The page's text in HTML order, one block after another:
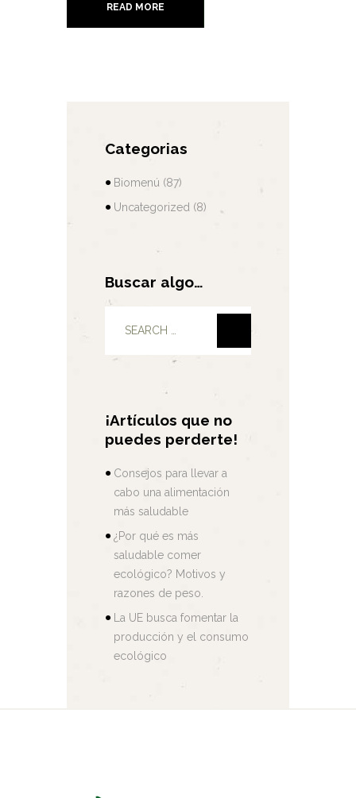
READ MORE
Categorias
Biomenú(87)
Uncategorized(8)
Buscar algo…
¡Artículos que no
puedes perderte!
Consejos para llevar a
cabo una alimentación
más saludable
¿Por qué es más
saludable comer
ecológico? Motivos y
razones de peso.
La UE busca fomentar la
producción y el consumo
ecológico